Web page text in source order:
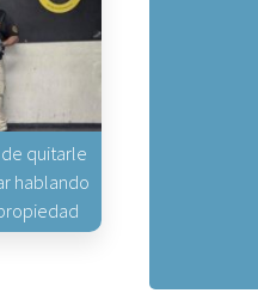
de quitarle
hablando